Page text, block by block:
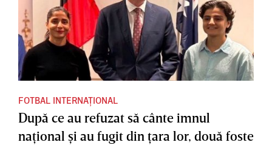
FOTBAL INTERNAȚIONAL
După ce au refuzat să cânte imnul
naţional şi au fugit din ţara lor, două foste